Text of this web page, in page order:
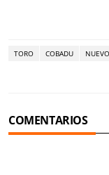
TORO COBADU NUEVO
COMENTARIOS